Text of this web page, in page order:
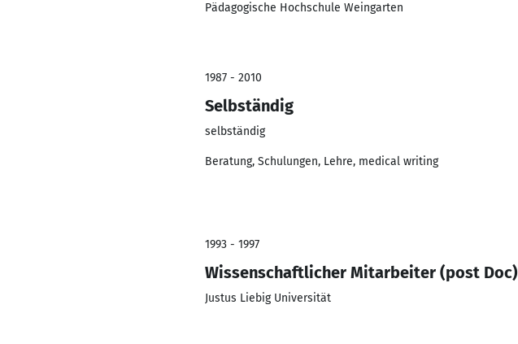
Pädagogische Hochschule Weingarten
1987 - 2010
Selbständig
selbständig
Beratung, Schulungen, Lehre, medical writing
1993 - 1997
Wissenschaftlicher Mitarbeiter (post Doc)
Justus Liebig Universität